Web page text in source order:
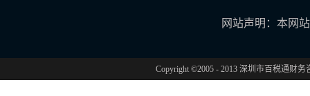
网站声明：本网
Copyright ©2005 - 2013 深圳市百税通财务